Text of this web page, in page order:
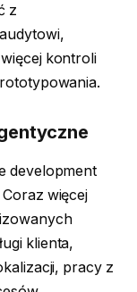
z
kontroli
development
więcej
klienta,
pracy z